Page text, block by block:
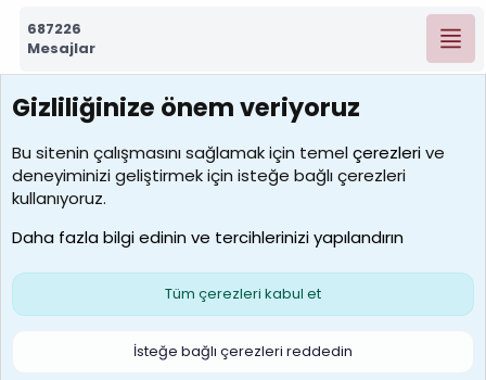
687226
Mesajlar
7388
Kullanıcılar
borabekirogluu
Son üye
Çerezler
S
Gizliliğinize önem veriyoruz
Bu sitenin çalışmasını sağlamak için temelçerezlerive
deneyiminizi geliştirmek için isteğe bağlı çerezleri
kullanıyoruz.
Daha fazla bilgi edinin ve tercihlerinizi yapılandırın
Tüm çerezleri kabul et
İsteğe bağlı çerezleri reddedin